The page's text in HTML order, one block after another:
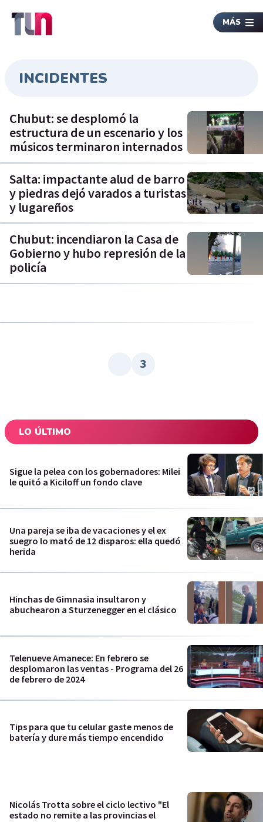
MÁS
INCIDENTES
Chubut: se desplomó la
estructura de un escenario y los
músicos terminaron internados
Salta: impactante alud de barro
y piedras dejó varados a turistas
y lugareños
Chubut: incendiaron la Casa de
Gobierno y hubo represión de la
policía
3
LO ÚLTIMO
Sigue la pelea con los gobernadores: Milei
le quitó a Kiciloff un fondo clave
Una pareja se iba de vacaciones y el ex
suegro lo mató de 12 disparos: ella quedó
herida
Hinchas de Gimnasia insultaron y
abuchearon a Sturzenegger en el clásico
Telenueve Amanece: En febrero se
desplomaron las ventas - Programa del 26
de febrero de 2024
Tips para que tu celular gaste menos de
batería y dure más tiempo encendido
Nicolás Trotta sobre el ciclo lectivo "El
estado no remite a las provincias el